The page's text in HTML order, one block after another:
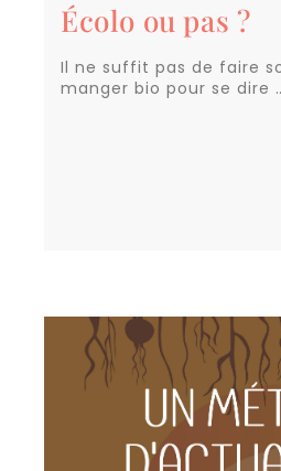
Écolo ou pas ?
Il ne suffit pas de faire
manger bio pour se dire